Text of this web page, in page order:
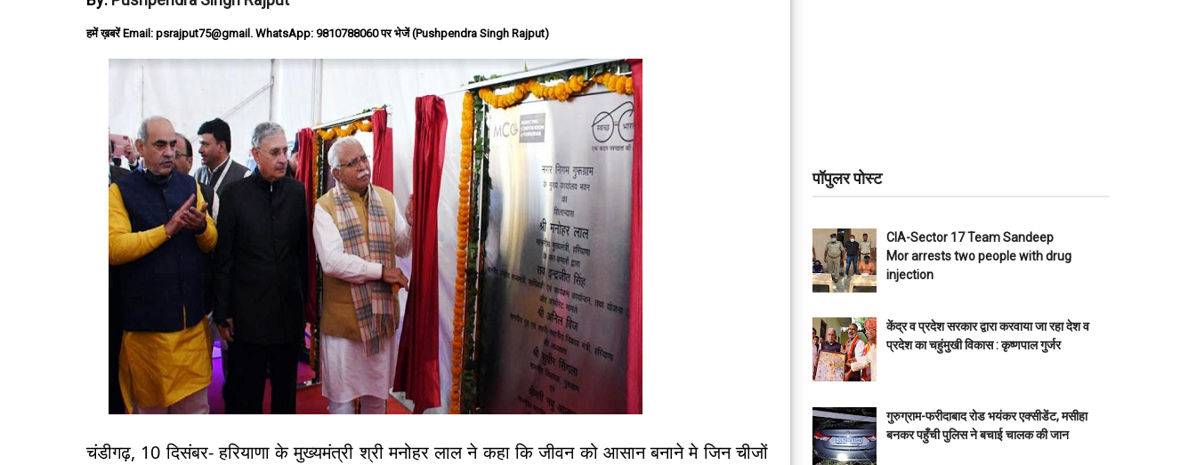
हमें ख़बरें Email: psrajput75@gmail. WhatsApp: 9810788060 पर भेजें (Pushpendra Singh Rajput)
चंडीगढ़, 10 दिसंबर- हरियाणा के मुख्यमंत्री श्री मनोहर लाल ने कहा कि जीवन को आसान बनाने मे जिन चीजों
पॉपुलर पोस्ट
CIA-Sector 17 Team Sandeep
Mor arrests two people with drug
injection
केंद्र व प्रदेश सरकार द्वारा करवाया जा रहा देश व
प्रदेश का चहुंमुखी विकास : कृष्णपाल गुर्जर
गुरुग्राम-फरीदाबाद रोड भयंकर एक्सीडेंट, मसीहा
बनकर पहुँची पुलिस ने बचाई चालक की जान